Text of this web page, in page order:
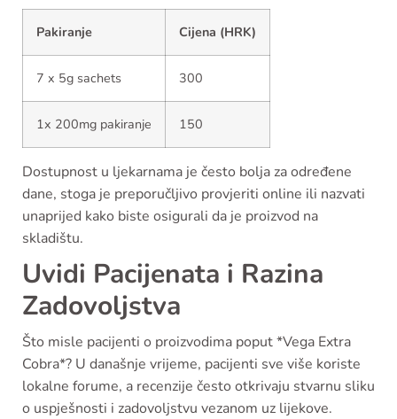
Pakiranje Cijena (HRK)
7 x 5g sachets 300
1x 200mg pakiranje 150
Dostupnost u ljekarnama je često bolja za određene
dane, stoga je preporučljivo provjeriti online ili nazvati
unaprijed kako biste osigurali da je proizvod na
skladištu.
Uvidi Pacijenata i Razina
Zadovoljstva
Što misle pacijenti o proizvodima poput *Vega Extra
Cobra*? U današnje vrijeme, pacijenti sve više koriste
lokalne forume, a recenzije često otkrivaju stvarnu sliku
o uspješnosti i zadovoljstvu vezanom uz lijekove.